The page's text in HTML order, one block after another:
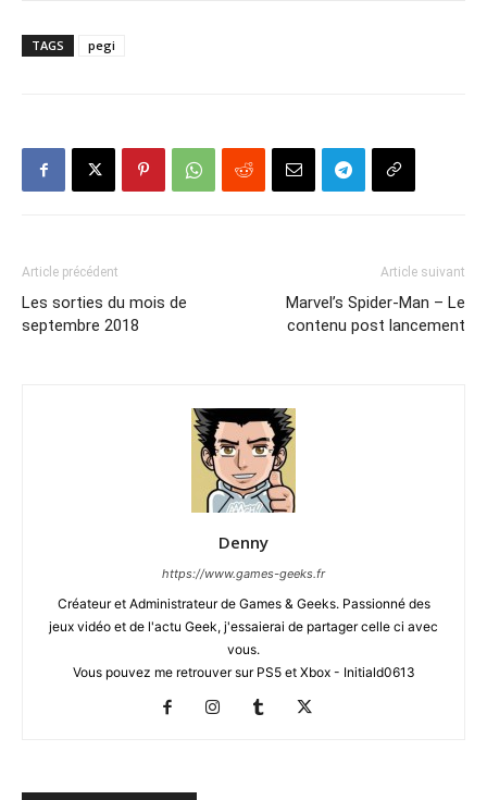
TAGS pegi
Article précédent
Les sorties du mois de
septembre 2018
Article suivant
Marvel’s Spider-Man – Le
contenu post lancement
Denny
https://www.games-geeks.fr
Créateur et Administrateur de Games & Geeks. Passionné des
jeux vidéo et de l'actu Geek, j'essaierai de partager celle ci avec
vous.
Vous pouvez me retrouver sur PS5 et Xbox - Initiald0613